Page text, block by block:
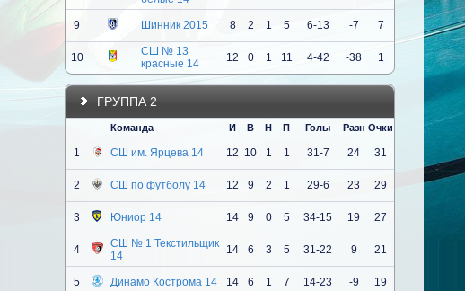
9 Шинник 2015 8 2 1 5 6-13 -7 7
10
СШ № 13
красные 14
12 0 1 11 4-42 -38 1
ГРУППА 2
Команда И В Н П Голы Разн Очки
1 СШ им. Ярцева 14 12 10 1 1 31-7 24 31
2 СШ по футболу 14 12 9 2 1 29-6 23 29
3 Юниор 14 14 9 0 5 34-15 19 27
4
СШ № 1 Текстильщик
14
14 6 3 5 31-22 9 21
5 Динамо Кострома 14 14 6 1 7 14-23 -9 19